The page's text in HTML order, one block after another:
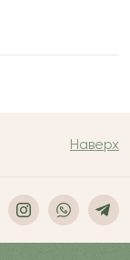
Наверх